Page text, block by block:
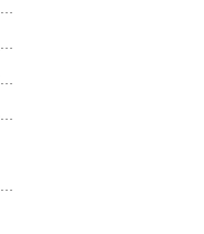
独孤金圣：铁矿涨停螺纹跟随焦炭弱势，多头又开始蠢蠢欲动？
毕鸿鹄：2019.9.3 震荡高抛低吸 突破止损反手
新湖期货郑州：铁矿石反弹成为明星，猪头价格影响豆粕走势
猎鹰解期：燃油、甲醇、原油夜盘及9月3日期货交易建议
风起云涌资产：商品期货部分品种操作建议（焦炭，白糖，PTA，棉花）